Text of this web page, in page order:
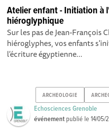
Atelier enfant - Initiation à
hiéroglyphique
Sur les pas de Jean-
hiéroglyphes, vos enfants
l’écriture égyptienne...
ARCHEOLOGIE
Echosciences Grenoble
événement publié le14/05/